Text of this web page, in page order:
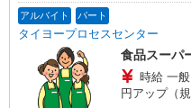
アルバイト パート
タイヨープロセスセンター
食品スーパ
時給 一般：1,110円
円アップ（